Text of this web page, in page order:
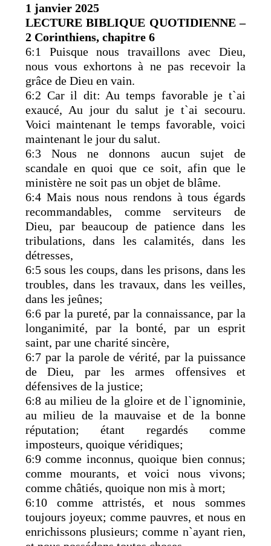
1 janvier 2025
LECTURE BIBLIQUE QUOTIDIENNE –
2 Corinthiens, chapitre 6
6:1 Puisque nous travaillons avec Dieu,
nous vous exhortons à ne pas recevoir la
grâce de Dieu en vain.
6:2 Car il dit: Au temps favorable je t`ai
exaucé, Au jour du salut je t`ai secouru.
Voici maintenant le temps favorable, voici
maintenant le jour du salut.
6:3 Nous ne donnons aucun sujet de
scandale en quoi que ce soit, afin que le
ministère ne soit pas un objet de blâme.
6:4 Mais nous nous rendons à tous égards
recommandables, comme serviteurs de
Dieu, par beaucoup de patience dans les
tribulations, dans les calamités, dans les
détresses,
6:5 sous les coups, dans les prisons, dans les
troubles, dans les travaux, dans les veilles,
dans les jeûnes;
6:6 par la pureté, par la connaissance, par la
longanimité, par la bonté, par un esprit
saint, par une charité sincère,
6:7 par la parole de vérité, par la puissance
de Dieu, par les armes offensives et
défensives de la justice;
6:8 au milieu de la gloire et de l`ignominie,
au milieu de la mauvaise et de la bonne
réputation; étant regardés comme
imposteurs, quoique véridiques;
6:9 comme inconnus, quoique bien connus;
comme mourants, et voici nous vivons;
comme châtiés, quoique non mis à mort;
6:10 comme attristés, et nous sommes
toujours joyeux; comme pauvres, et nous en
enrichissons plusieurs; comme n`ayant rien,